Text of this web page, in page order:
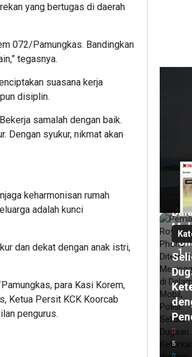
yang bertugas di daerah
072/Pamungkas. Bandingkan
tegasnya.
suasana kerja
disiplin.
samalah dengan baik.
Dengan syukur, nikmat akan
keharmonisan rumah
adalah kunci
dan dekat dengan anak istri,
para Kasi Korem,
Ketua Persit KCK Koorcab
pengurus.
1
5
13
jam
KKN